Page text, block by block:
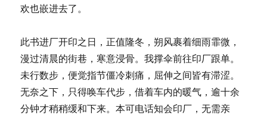
欢也嵌进去了。
此书进厂开印之日，正值隆冬，朔风裹着细雨霏微，
漫过清晨的街巷，寒意浸骨。我撑伞前往印厂跟单。
未行数步，便觉指节僵冷刺痛，屈伸之间皆有滞涩。
无奈之下，只得唤车代步，借着车内的暖气，逾十余
分钟才稍稍缓和下来。本可电话知会印厂，无需亲